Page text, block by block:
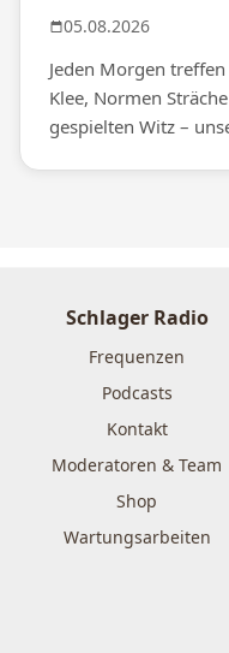
05.08.2026
Jeden Morgen
Klee, Normen
gespielten Witz –
Schlager Radio
Frequenzen
Podcasts
Kontakt
Moderatoren & Team
Shop
Wartungsarbeiten